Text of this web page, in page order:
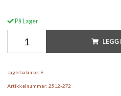
På Lager
Lagerbalanse: 9
Artikkelnummer: 2512-272